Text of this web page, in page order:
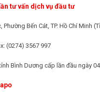
tư vấn dịch vụ đầu tư
Bến Cát, TP. Hồ Chí Minh
(0274) 3567 997
Bình Dương cấp lần đầu ngày